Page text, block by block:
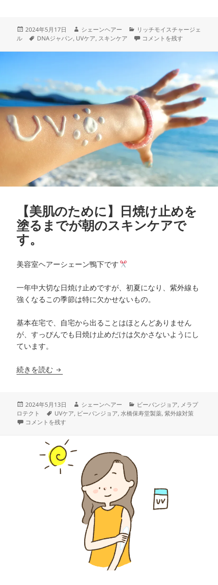
投
稿
2024年5月17日
作
成
シェーンヘアー
カ
テ
リッチモイスチャージェ
ル
タ
DNAジャパン, UVケア, スキンケア 【光老化からお肌をケア】
コメントを残す
【美肌のために】日焼け止めを
塗るまでが朝のスキンケアで
す。
美容室ヘアーシェーン鴨下です
一年中大切な日焼け止めですが、初夏になり、紫外線も
強くなるこの季節は特に欠かせないもの。
基本在宅で、自宅から出ることはほとんどありません
が、すっぴんでも日焼け止めだけは欠かさないようにし
ています。
続きを読む 【美肌のために】日焼け止めを塗るまでが朝の
投
稿
日:
2024年5月13日
作
成
シェーンヘアー
カ
テ
ビーバンジョア, メラプ
ロテクト
タ
グ
UVケア, ビーバンジョア,水橋保寿堂製薬,紫外線対策
【美肌のために】日焼け止めを塗るまでが朝のスキンケアです。 に
コメントを残す